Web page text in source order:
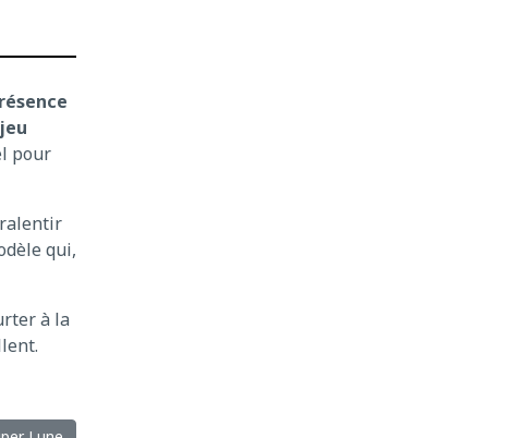
pour
qui,
à la